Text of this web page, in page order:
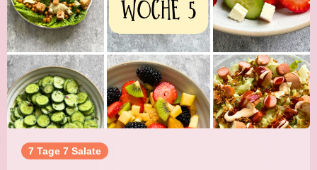
7 Tage 7 Salate